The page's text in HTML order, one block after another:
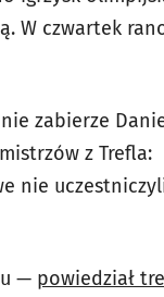
W czwartek
zabierze
z Trefla:
nie
— powiedział